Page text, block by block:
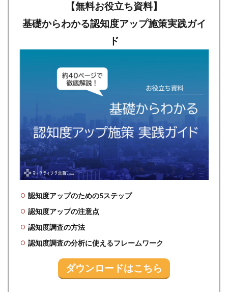
【無料お役立ち資料】
基礎からわかる認知度アップ施策実践ガイ
ド
認知度アップのための5ステップ
認知度アップの注意点
認知度調査の方法
認知度調査の分析に使えるフレームワーク
ダウンロードはこちら